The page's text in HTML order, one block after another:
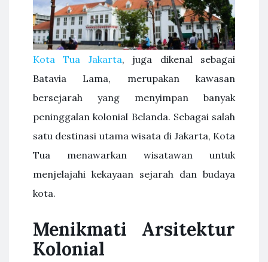
Kota Tua Jakarta, juga dikenal sebagai
Batavia Lama, merupakan kawasan
bersejarah yang menyimpan banyak
peninggalan kolonial Belanda. Sebagai salah
satu destinasi utama wisata di Jakarta, Kota
Tua menawarkan wisatawan untuk
menjelajahi kekayaan sejarah dan budaya
kota.
Menikmati Arsitektur
Kolonial